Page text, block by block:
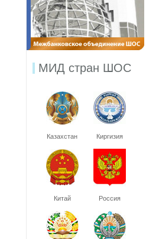
МИД стран ШОС
Казахстан Киргизия
Китай Россия